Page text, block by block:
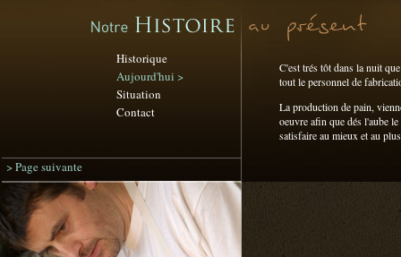
Historique
Aujourd'hui >
Situation
Contact
> Page suivante
C'est trés tôt dans la nuit
tout le personnel de
La production de pain,
oeuvre afin que dés l'aube
satisfaire au mieux et au